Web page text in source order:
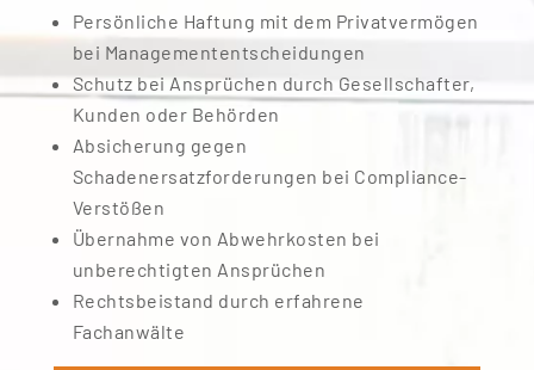
Persönliche Haftung mit dem Privatvermögen
bei Managemententscheidungen
Schutz bei Ansprüchen durch Gesellschafter,
Kunden oder Behörden
Absicherung gegen
Schadenersatzforderungen bei Compliance-
Verstößen
Übernahme von Abwehrkosten bei
unberechtigten Ansprüchen
Rechtsbeistand durch erfahrene
Fachanwälte